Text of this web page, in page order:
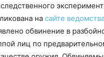
на сайте
обвинение в
лиц по